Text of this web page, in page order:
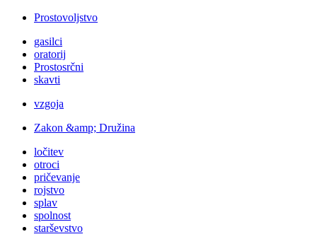
Prostovoljstvo
gasilci
oratorij
Prostosrčni
skavti
vzgoja
Zakon &amp; Družina
ločitev
otroci
pričevanje
rojstvo
splav
spolnost
starševstvo